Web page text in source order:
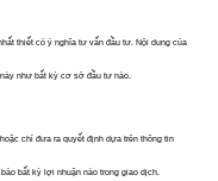
thiết có ý nghĩa tư vấn đầu tư. Nội dung của
như bất kỳ cơ sở đầu tư nào.
chỉ đưa ra quyết định dựa trên thông tin
bất kỳ lợi nhuận nào trong giao dịch.